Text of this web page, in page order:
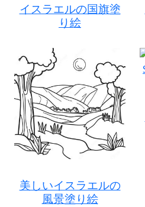
イスラエルの国旗塗
り絵
美しいイスラエルの
風景塗り絵